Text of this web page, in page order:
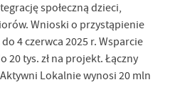
społeczną dzieci,
Wnioski o przystąpienie
4 czerwca 2025 r. Wsparcie
20 tys. zł na projekt. Łączny
Lokalnie wynosi 20 mln